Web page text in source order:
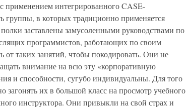
применением интегрированного CASE-
группы, в которых традиционно применяется
заставлены замусоленными руководствами по
программистов, работающих по своим
от таких занятий, чтобы покодировать. Они не
внимание на всю эту «корпоративную
и способности, сугубо индивидуальны. Для того
загонять их в большой класс на просмотр учебного
инструктора. Они привыкли на свой страх и